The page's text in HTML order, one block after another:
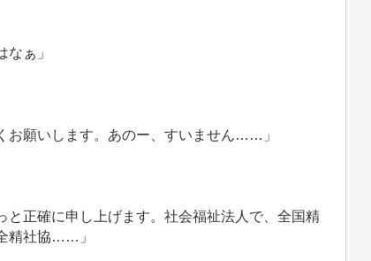
ぁ」
お願いします。あのー、すいません……」
と正確に申し上げます。社会福祉法人で、全国精
精社協……」